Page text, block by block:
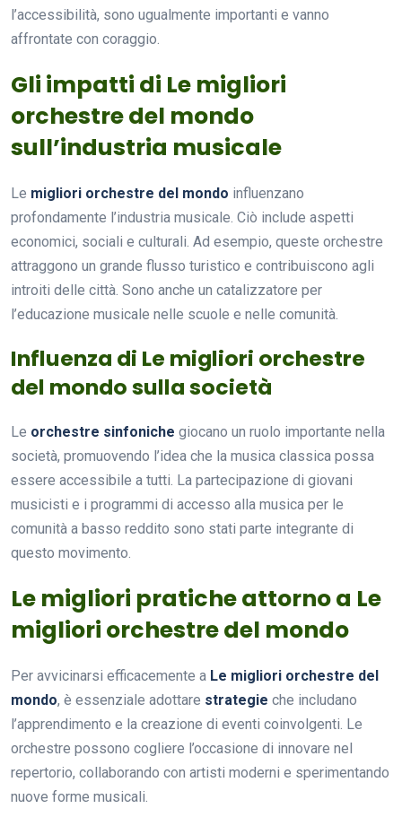
l’accessibilità, sono ugualmente importanti e vanno
affrontate con coraggio.
Gli impatti di Le migliori
orchestre del mondo
sull’industria musicale
Le migliori orchestre del mondo influenzano
profondamente l’industria musicale. Ciò include aspetti
economici, sociali e culturali. Ad esempio, queste orchestre
attraggono un grande flusso turistico e contribuiscono agli
introiti delle città. Sono anche un catalizzatore per
l’educazione musicale nelle scuole e nelle comunità.
Influenza di Le migliori orchestre
del mondo sulla società
Le orchestre sinfoniche giocano un ruolo importante nella
società, promuovendo l’idea che la musica classica possa
essere accessibile a tutti. La partecipazione di giovani
musicisti e i programmi di accesso alla musica per le
comunità a basso reddito sono stati parte integrante di
questo movimento.
Le migliori pratiche attorno a Le
migliori orchestre del mondo
Per avvicinarsi efficacemente a Le migliori orchestre del
mondo, è essenziale adottare strategie che includano
l’apprendimento e la creazione di eventi coinvolgenti. Le
orchestre possono cogliere l’occasione di innovare nel
repertorio, collaborando con artisti moderni e sperimentando
nuove forme musicali.